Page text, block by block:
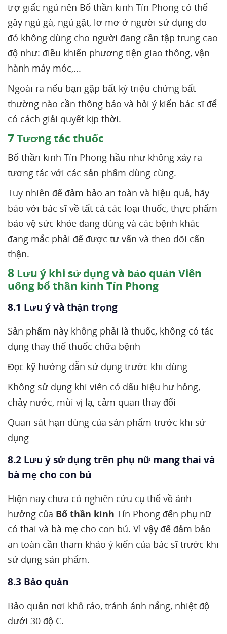
trợ giấc ngủ nên Bổ thần kinh Tín Phong có thể
gây ngủ gà, ngủ gật, lơ mơ ở người sử dụng do
đó không dùng cho người đang cần tập trung cao
độ như: điều khiển phương tiện giao thông, vận
hành máy móc,...
Ngoài ra nếu bạn gặp bất kỳ triệu chứng bất
thường nào cần thông báo và hỏi ý kiến bác sĩ để
có cách giải quyết kịp thời.
7Tương tác thuốc
Bổ thần kinh Tín Phong hầu như không xảy ra
tương tác với các sản phẩm dùng cùng.
Tuy nhiên để đảm bảo an toàn và hiệu quả, hãy
báo với bác sĩ về tất cả các loại thuốc, thực phẩm
bảo vệ sức khỏe đang dùng và các bệnh khác
đang mắc phải để được tư vấn và theo dõi cẩn
thận.
8 Lưu ý khi sử dụng và bảo quản Viên
uống bổ thần kinh Tín Phong
8.1 Lưu ý và thận trọng
Sản phẩm này không phải là thuốc, không có tác
dụng thay thế thuốc chữa bệnh
Đọc kỹ hướng dẫn sử dụng trước khi dùng
Không sử dụng khi viên có dấu hiệu hư hỏng,
chảy nước, mùi vị lạ, cảm quan thay đổi
Quan sát hạn dùng của sản phẩm trước khi sử
dụng
8.2 Lưu ý sử dụng trên phụ nữ mang thai và
bà mẹ cho con bú
Hiện nay chưa có nghiên cứu cụ thể về ảnh
hưởng của Bổ thần kinh Tín Phong đến phụ nữ
có thai và bà mẹ cho con bú. Vì vậy để đảm bảo
an toàn cần tham khảo ý kiến của bác sĩ trước khi
sử dụng sản phẩm.
8.3 Bảo quản
Bảo quản nơi khô ráo, tránh ánh nắng, nhiệt độ
dưới 30 độ C.